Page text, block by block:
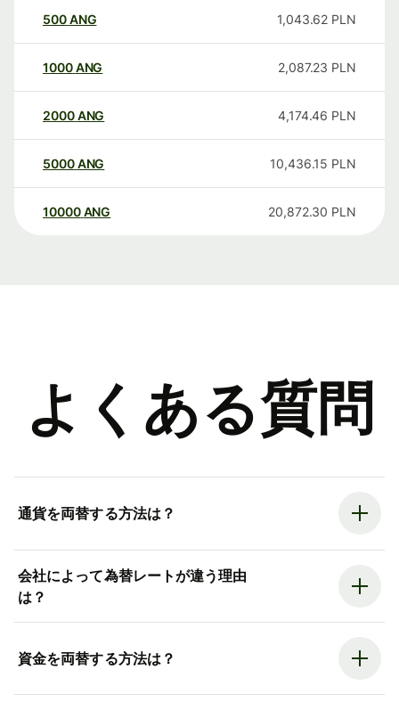
500ANG 1,043.62 PLN
1000ANG 2,087.23 PLN
2000ANG 4,174.46 PLN
5000ANG 10,436.15 PLN
10000 ANG 20,872.30 PLN
よくある質問
通貨を両替する方法は？
会社によって為替レートが違う理由
は？
資金を両替する方法は？